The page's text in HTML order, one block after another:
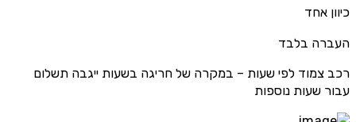
כיוון אחד
העברה בלבד
רכב צמוד לפי שעות – במקרה של חריגה בשעות ייגבה תשלום
עבור שעות נוספות